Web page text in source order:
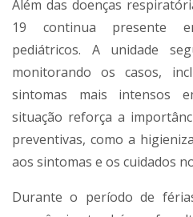
Além das doenças
19 continua presente
pediátricos. A unidade
monitorando os casos,
sintomas mais intensos
situação reforça a
preventivas, como a
aos sintomas e os cuidados
Durante o período de